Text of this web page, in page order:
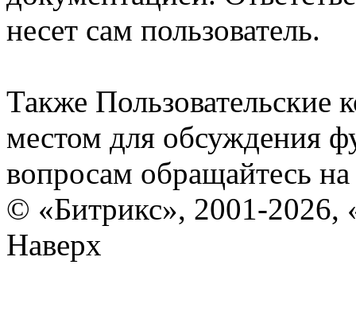
несет сам пользователь.
Также Пользовательские
местом для обсуждения
вопросам обращайтесь
© «Битрикс», 2001-2026,
Наверх